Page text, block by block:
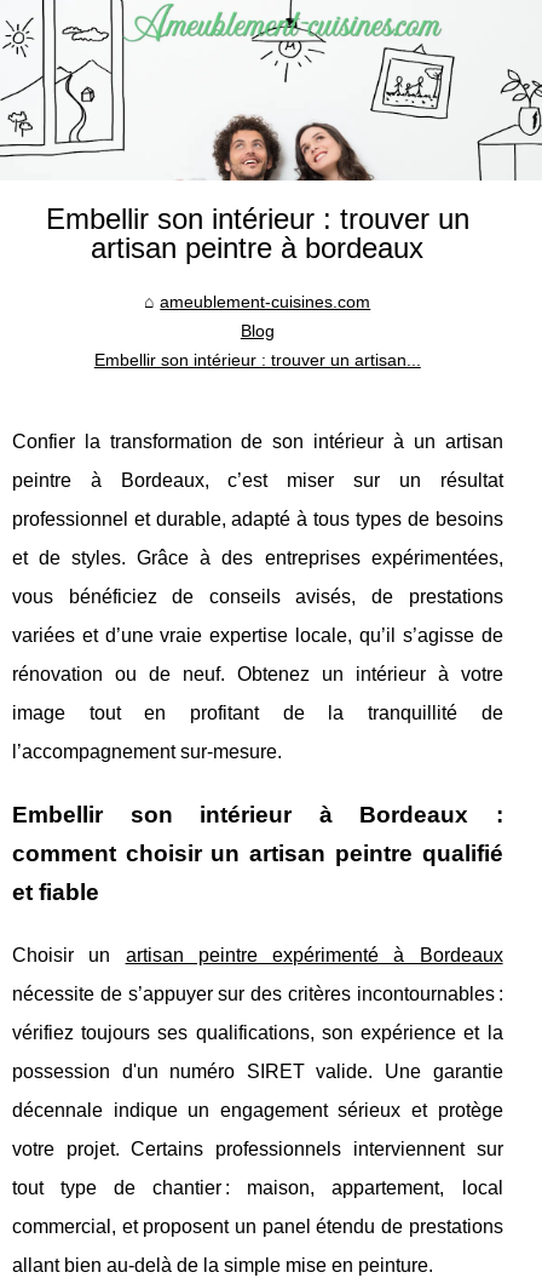
Embellir son intérieur : trouver un
artisan peintre à bordeaux
ameublement-cuisines.com
Blog
Embellir son intérieur : trouver un artisan...
Confier la transformation de son intérieur à un artisan
peintre à Bordeaux, c’est miser sur un résultat
professionnel et durable, adapté à tous types de besoins
et de styles. Grâce à des entreprises expérimentées,
vous bénéficiez de conseils avisés, de prestations
variées et d’une vraie expertise locale, qu’il s’agisse de
rénovation ou de neuf. Obtenez un intérieur à votre
image tout en profitant de la tranquillité de
l’accompagnement sur-mesure.
Embellir son intérieur à Bordeaux :
comment choisir un artisan peintre qualifié
et fiable
Choisir un artisan peintre expérimenté à Bordeaux
nécessite de s’appuyer sur des critères incontournables :
vérifiez toujours ses qualifications, son expérience et la
possession d'un numéro SIRET valide. Une garantie
décennale indique un engagement sérieux et protège
votre projet. Certains professionnels interviennent sur
tout type de chantier : maison, appartement, local
commercial, et proposent un panel étendu de prestations
allant bien au-delà de la simple mise en peinture.